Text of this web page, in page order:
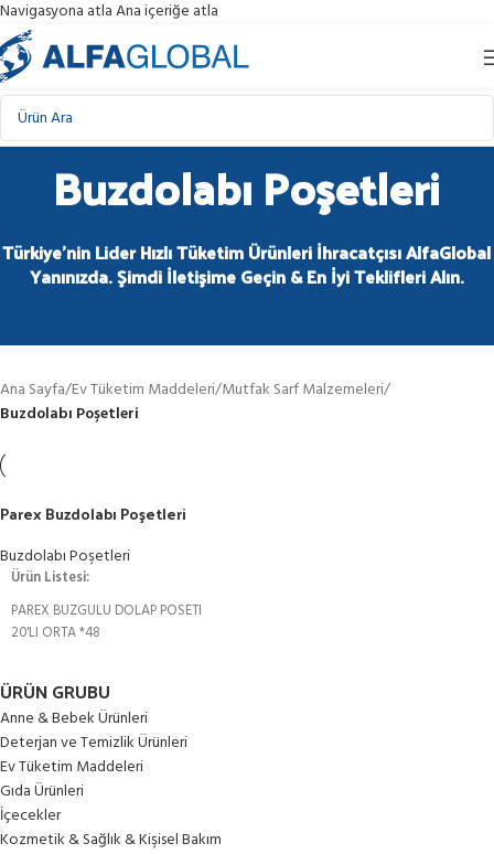
Navigasyona atlaAna içeriğe atla
Buzdolabı Poşetleri
Türkiye'nin Lider Hızlı Tüketim Ürünleri İhracatçısı AlfaGlobal
Yanınızda. Şimdi İletişime Geçin & En İyi Teklifleri Alın.
ÜRÜN GRUBU
Anne & Bebek Ürünleri
Deterjan ve Temizlik Ürünleri
Ev Tüketim Maddeleri
Gıda Ürünleri
İçecekler
Kozmetik & Sağlık & Kişisel Bakım
Ana Sayfa/Ev Tüketim Maddeleri/Mutfak Sarf Malzemeleri/
Buzdolabı Poşetleri
Parex Buzdolabı Poşetleri
Buzdolabı Poşetleri
Ürün Listesi:
PAREX BUZGULU DOLAP POSETI
20'LI ORTA *48